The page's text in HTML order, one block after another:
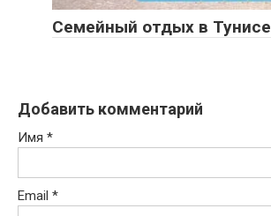
Семейный отдых в Тунисе
Добавить комментарий
Имя *
Email *